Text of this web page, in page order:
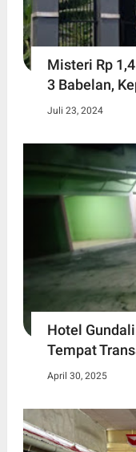
Misteri Rp
3 Babelan,
Juli 23, 2024
Hotel
Tempat
April 30, 2025